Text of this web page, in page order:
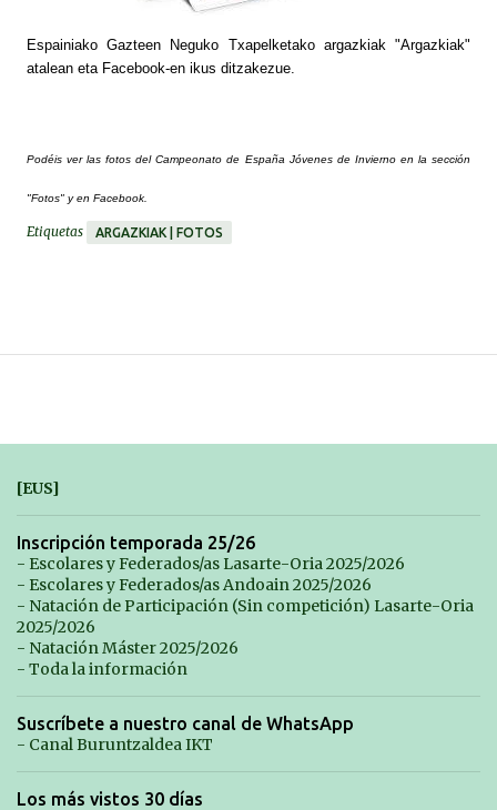
Espainiako Gazteen Neguko Txapelketako argazkiak "Argazkiak"
atalean eta Facebook-en ikus ditzakezue.
Podéis ver las fotos del Campeonato de España Jóvenes de Invierno en la sección
"Fotos" y en Facebook.
Etiquetas ARGAZKIAK | FOTOS
[EUS]
Inscripción temporada 25/26
- Escolares y Federados/as Lasarte-Oria 2025/2026
- Escolares y Federados/as Andoain 2025/2026
- Natación de Participación (Sin competición) Lasarte-Oria
2025/2026
- Natación Máster 2025/2026
- Toda la información
Suscríbete a nuestro canal de WhatsApp
- Canal Buruntzaldea IKT
Los más vistos 30 días